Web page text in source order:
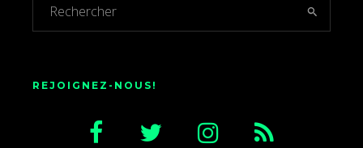
REJOIGNEZ-NOUS!